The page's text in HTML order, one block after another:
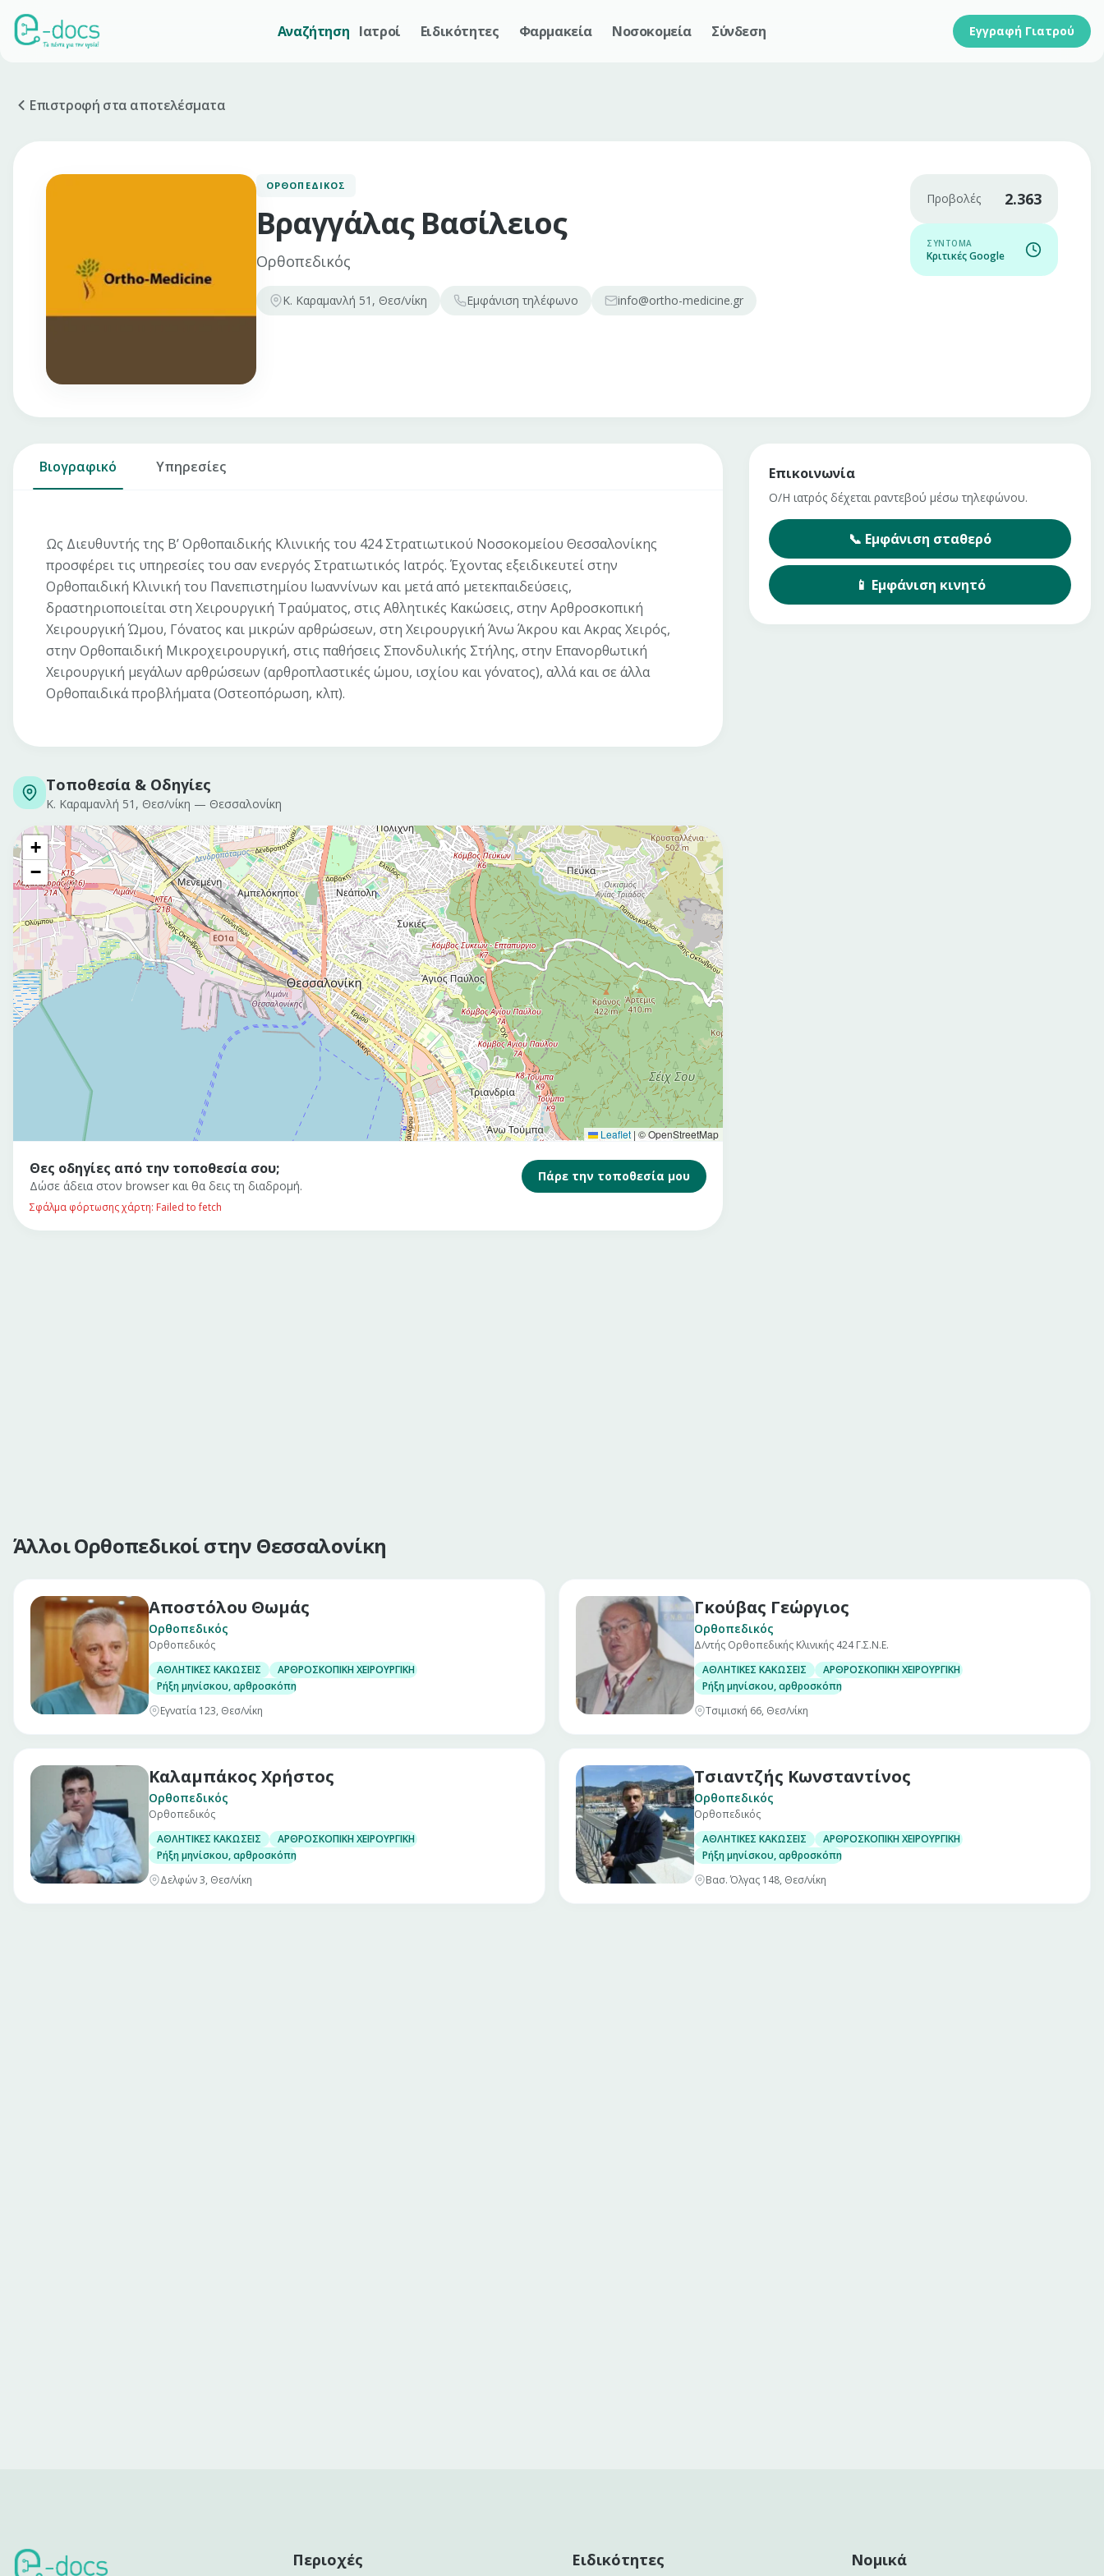
Αναζήτηση Ιατροί Ειδικότητες Φαρμακεία Νοσοκομεία Σύνδεση Εγγραφή Γιατρού
Επιστροφή στα αποτελέσματα
ΟΡΘΟΠΕΔΙΚΌΣ
Βραγγάλας Βασίλειος
Ορθοπεδικός
Κ. Καραμανλή 51, Θεσ/νίκη Εμφάνιση τηλέφωνο info@ortho-medicine.gr
Προβολές 2.363
ΣΎΝΤΟΜΑ
Κριτικές Google
Βιογραφικό Υπηρεσίες
Ως Διευθυντής της Β’ Ορθοπαιδικής Κλινικής του 424 Στρατιωτικού Νοσοκομείου Θεσσαλονίκης
προσφέρει τις υπηρεσίες του σαν ενεργός Στρατιωτικός Ιατρός. Έχοντας εξειδικευτεί στην
Ορθοπαιδική Κλινική του Πανεπιστημίου Ιωαννίνων και μετά από μετεκπαιδεύσεις,
δραστηριοποιείται στη Χειρουργική Τραύματος, στις Αθλητικές Κακώσεις, στην Αρθροσκοπική
Χειρουργική Ώμου, Γόνατος και μικρών αρθρώσεων, στη Χειρουργική Άνω Άκρου και Ακρας Χειρός,
στην Ορθοπαιδική Μικροχειρουργική, στις παθήσεις Σπονδυλικής Στήλης, στην Επανορθωτική
Χειρουργική μεγάλων αρθρώσεων (αρθροπλαστικές ώμου, ισχίου και γόνατος), αλλά και σε άλλα
Ορθοπαιδικά προβλήματα (Οστεοπόρωση, κλπ).
Τοποθεσία & Οδηγίες
Κ. Καραμανλή 51, Θεσ/νίκη — Θεσσαλονίκη
+
−
Leaflet | © OpenStreetMap
Θες οδηγίες από την τοποθεσία σου;
Δώσε άδεια στον browser και θα δεις τη διαδρομή.
Πάρε την τοποθεσία μου
Σφάλμα φόρτωσης χάρτη: Failed to fetch
Επικοινωνία
Ο/Η ιατρός δέχεται ραντεβού μέσω τηλεφώνου.
📞 Εμφάνιση σταθερό
📱 Εμφάνιση κινητό
Άλλοι Ορθοπεδικοί στην Θεσσαλονίκη
Αποστόλου Θωμάς
Ορθοπεδικός
Ορθοπεδικός
ΑΘΛΗΤΙΚΕΣ ΚΑΚΩΣΕΙΣ
ΑΡΘΡΟΣΚΟΠΙΚΗ ΧΕΙΡΟΥΡΓΙΚΗ ΓΟΝΑΤΟΣ
Ρήξη μηνίσκου, αρθροσκόπηση γόνατος
Εγνατία 123, Θεσ/νίκη
Γκούβας Γεώργιος
Ορθοπεδικός
Δ/ντής Ορθοπεδικής Κλινικής 424 Γ.Σ.Ν.Ε.
ΑΘΛΗΤΙΚΕΣ ΚΑΚΩΣΕΙΣ
ΑΡΘΡΟΣΚΟΠΙΚΗ ΧΕΙΡΟΥΡΓΙΚΗ ΓΟΝΑΤΟΣ
Ρήξη μηνίσκου, αρθροσκόπηση γόνατος
Τσιμισκή 66, Θεσ/νίκη
Καλαμπάκος Χρήστος
Ορθοπεδικός
Ορθοπεδικός
ΑΘΛΗΤΙΚΕΣ ΚΑΚΩΣΕΙΣ
ΑΡΘΡΟΣΚΟΠΙΚΗ ΧΕΙΡΟΥΡΓΙΚΗ ΓΟΝΑΤΟΣ
Ρήξη μηνίσκου, αρθροσκόπηση γόνατος
Δελφών 3, Θεσ/νίκη
Τσιαντζής Κωνσταντίνος
Ορθοπεδικός
Ορθοπεδικός
ΑΘΛΗΤΙΚΕΣ ΚΑΚΩΣΕΙΣ
ΑΡΘΡΟΣΚΟΠΙΚΗ ΧΕΙΡΟΥΡΓΙΚΗ ΓΟΝΑΤΟΣ
Ρήξη μηνίσκου, αρθροσκόπηση γόνατος
Βασ. Όλγας 148, Θεσ/νίκη
Περιοχές Ειδικότητες Νομικά